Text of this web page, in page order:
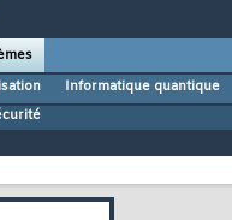
Informatique quantique